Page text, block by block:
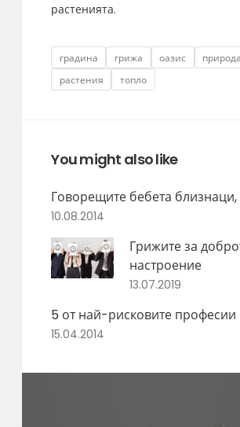
растенията.
Tags
градина грижа оазис
природа
растения
топло
You might also like
Говорещите бебета близнаци,
10.08.2014
Грижите за
настроение
13.07.2019
5 от най-рисковите професии
15.04.2014